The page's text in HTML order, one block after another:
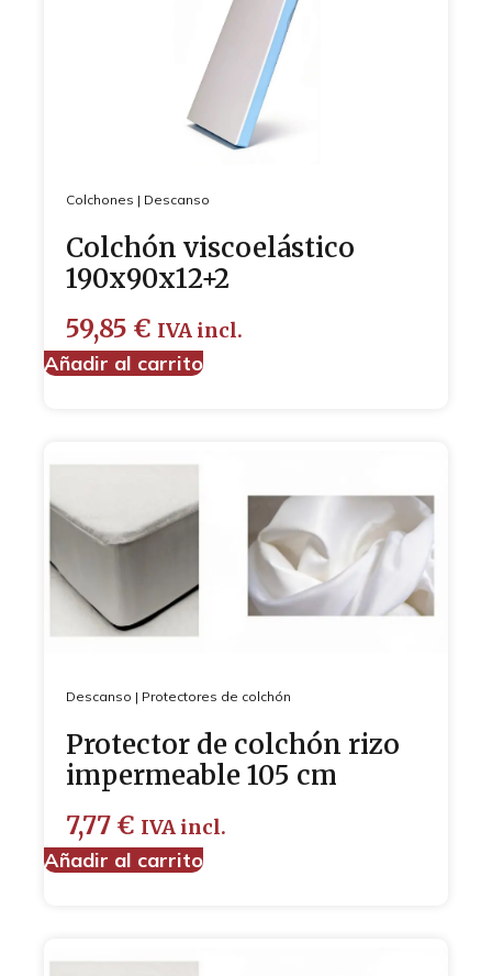
Colchones | Descanso
Colchón viscoelástico
190x90x12+2
59,85 € IVA incl.
Añadir al carrito
Descanso | Protectores de colchón
Protector de colchón rizo
impermeable 105 cm
7,77 € IVA incl.
Añadir al carrito